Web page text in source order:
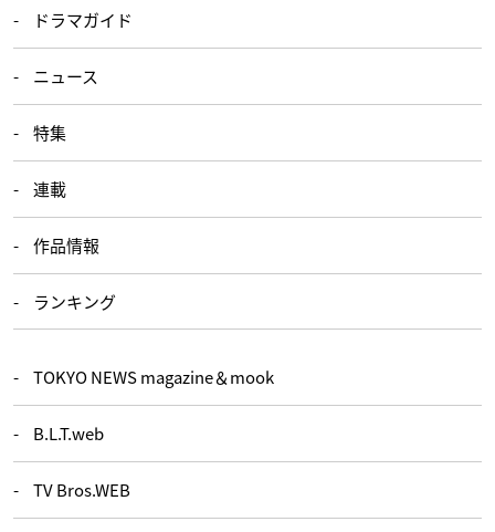
ドラマガイド
ニュース
特集
連載
作品情報
ランキング
TOKYO NEWS magazine＆mook
B.L.T.web
TV Bros.WEB